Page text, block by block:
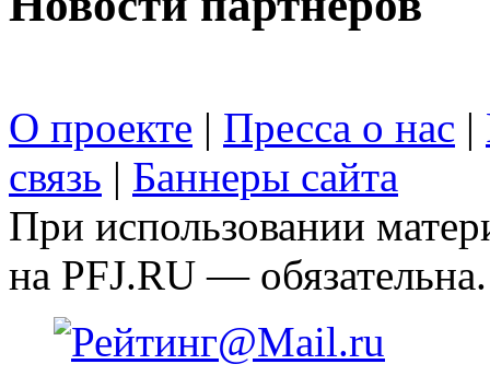
О проекте | Пресса о нас |
связь | Баннеры сайта
При использовании
на PFJ.RU — обязательна.